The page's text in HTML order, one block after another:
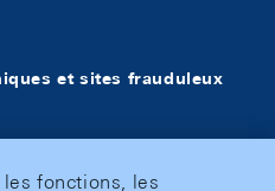
et sites frauduleux
fonctions, les